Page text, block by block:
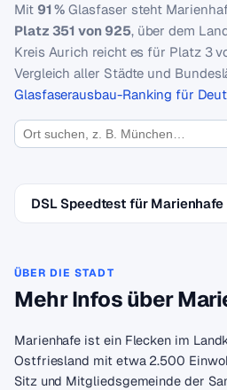
Mit 91 % Glasfaser steht
Platz 351 von 925, über dem
Kreis Aurich reicht es für Platz 3
Vergleich aller Städte und
Glasfaserausbau-Ranking für
DSL Speedtest für
ÜBER DIE STADT
Mehr Infos über
Marienhafe ist ein Flecken im
Ostfriesland mit etwa 2.500
Sitz und Mitgliedsgemeinde der